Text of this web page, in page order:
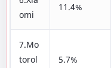
omi
11.4%
7.Mo
torol
5.7%